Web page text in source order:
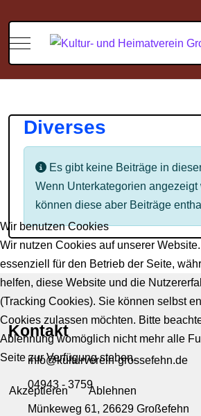
Mobile Menu Toggle
Diverses
Information
Es gibt keine Beiträge in
Wenn Unterkategorien angezeigt
können diese aber Beiträge
Kontakt
info@kulturverein-grossefehn.de
04943 - 3759
Münkeweg 61, 26629 Großefehn
Wir benutzen Cookies
Wir nutzen Cookies auf unserer
essenziell für den Betrieb der Seite,
helfen, diese Website und die
(Tracking Cookies). Sie können selbst
Cookies zulassen möchten. Bitte
Ablehnung womöglich nicht mehr alle
Seite zur Verfügung stehen.
Akzeptieren Ablehnen